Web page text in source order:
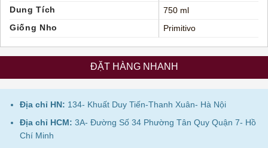
Dung Tích
750 ml
Giống Nho
Primitivo
ĐẶT HÀNG NHANH
Địa chỉ HN: 134- Khuất Duy Tiến-Thanh Xuân- Hà Nội
Địa chỉ HCM: 3A- Đường Số 34 Phường Tân Quy Quận 7- Hồ
Chí Minh